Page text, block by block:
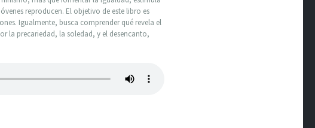
reproducen. El objetivo de este libro es
Igualmente, busca comprender qué revela el
la precariedad, la soledad, y el desencanto,